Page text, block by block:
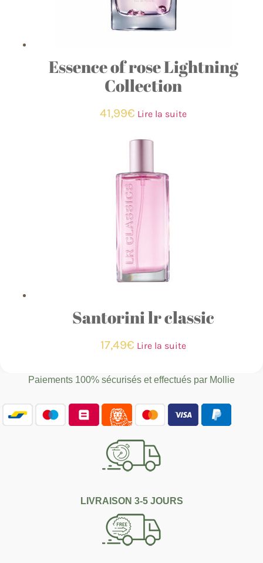
Essence of rose Lightning
Collection
41,99€ Lire la suite
Santorini lr classic
17,49€ Lire la suite
Paiements 100% sécurisés et effectués par Mollie
LIVRAISON 3-5 JOURS